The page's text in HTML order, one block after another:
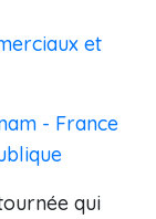
et
- France
qui